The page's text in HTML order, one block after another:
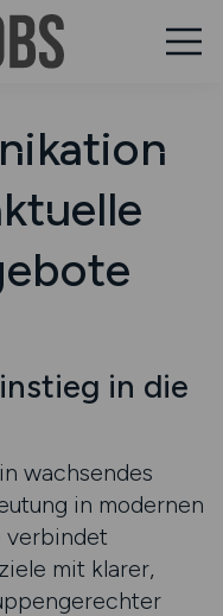
in die
wachsendes
in modernen
verbindet
mit klarer,